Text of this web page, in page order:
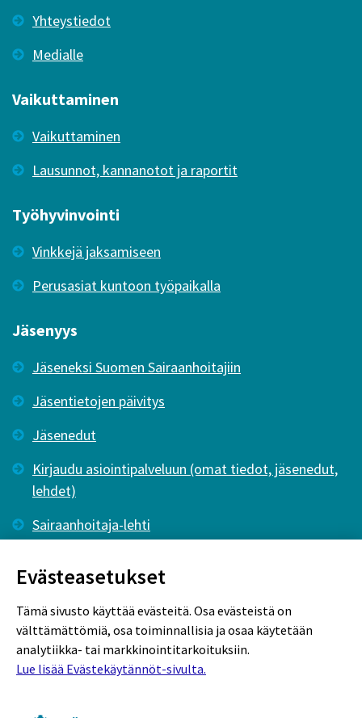
Yhteystiedot
Medialle
Vaikuttaminen
Vaikuttaminen
Lausunnot, kannanotot ja raportit
Työhyvinvointi
Vinkkejä jaksamiseen
Perusasiat kuntoon työpaikalla
Jäsenyys
Jäseneksi Suomen Sairaanhoitajiin
Jäsentietojen päivitys
Jäsenedut
Kirjaudu asiointipalveluun (omat tiedot, jäsenedut,
lehdet)
Sairaanhoitaja-lehti
Evästeasetukset
Tämä sivusto käyttää evästeitä. Osa evästeistä on
välttämättömiä, osa toiminnallisia ja osaa käytetään
analytiikka- tai markkinointitarkoituksiin.
Lue lisää Evästekäytännöt-sivulta.